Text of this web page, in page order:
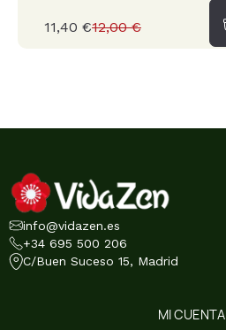
11,40 €12,00 €
info@vidazen.es
+34 695 500 206
C/Buen Suceso 15, Madrid
MI CUENTA